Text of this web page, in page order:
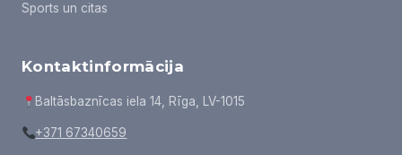
Sports un citas
Kontaktinformācija
Baltāsbaznīcas iela 14, Rīga, LV-1015
+371 67340659